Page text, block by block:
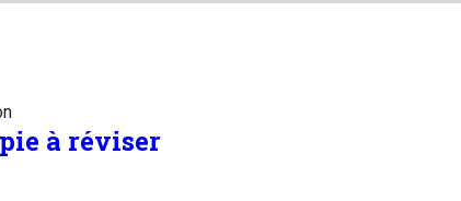
à réviser